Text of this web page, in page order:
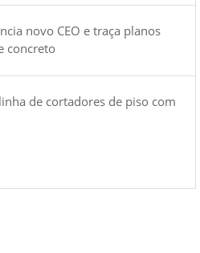
novo CEO e traça planos
concreto
de cortadores de piso com